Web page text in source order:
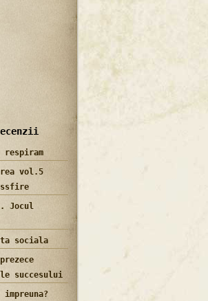
vol.5
Jocul
sociala
succesului